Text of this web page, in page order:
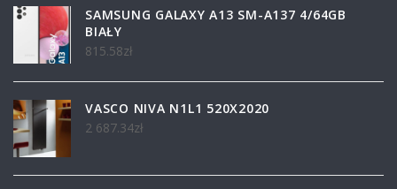
SAMSUNG GALAXY A13 SM-A137 4/64GB
BIAŁY
815.58zł
VASCO NIVA N1L1 520X2020
2 687.34zł